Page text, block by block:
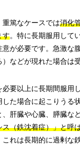
篤なケースでは消化
す。特に長期服用して
意が必要です。急激な
などが現れた場合は
要以上に長期間服用
した場合に起こりうる
肝臓や心臓、膵臓な
（鉄沈着症）」と呼
これは長期的に過剰な